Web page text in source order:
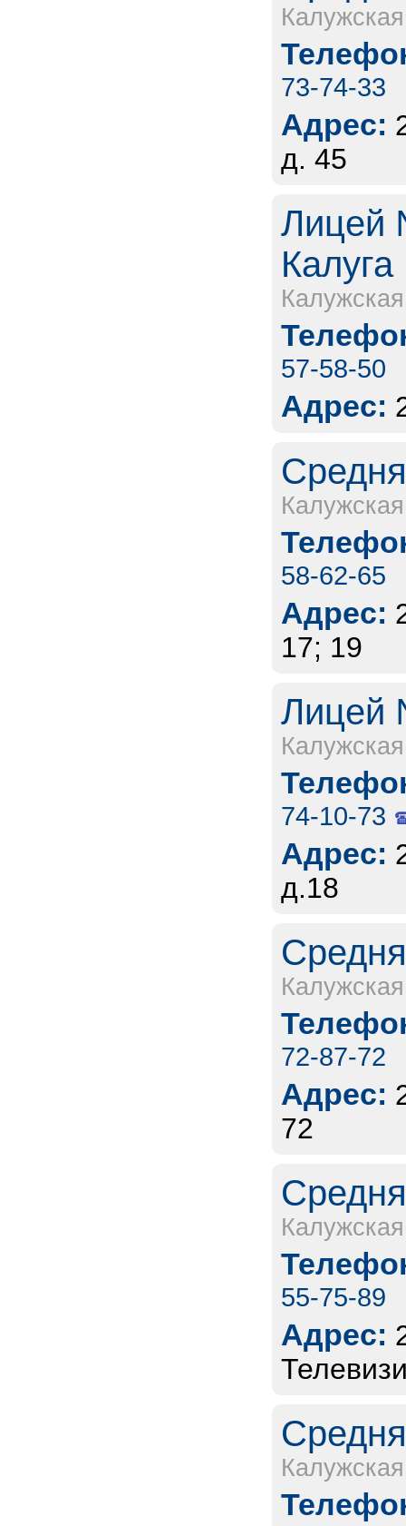
73-74-33
Адрес:
д. 45
Лицей
Калуга
57-58-50
Адрес:
58-62-65
Адрес:
17; 19
Лицей
74-10-73
Адрес:
д.18
72-87-72
Адрес:
72
55-75-89
Адрес: